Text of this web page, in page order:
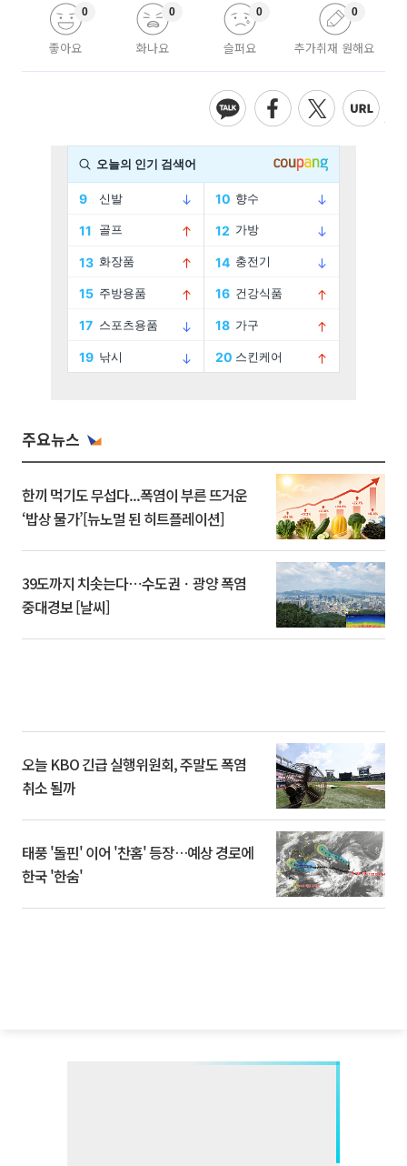
좋아요
0
화나요
0
슬퍼요
0
추가취재 원해요
0
주요뉴스
한끼 먹기도 무섭다...폭염이 부른 뜨거운
‘밥상 물가’[뉴노멀 된 히트플레이션]
39도까지 치솟는다⋯수도권ㆍ광양 폭염
중대경보 [날씨]
오늘 KBO 긴급 실행위원회, 주말도 폭염
취소 될까
태풍 '돌핀' 이어 '찬홈' 등장…예상 경로에
한국 '한숨'